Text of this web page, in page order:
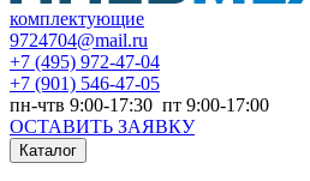
комплектующие
9724704@mail.ru
+7 (495) 972-47-04
+7 (901) 546-47-05
пн-чтв 9:00-17:30 пт 9:00-17:00
ОСТАВИТЬ ЗАЯВКУ
Каталог